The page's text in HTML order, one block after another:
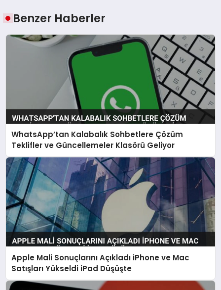
Benzer Haberler
WhatsApp’tan Kalabalık Sohbetlere Çözüm
Teklifler ve Güncellemeler Klasörü Geliyor
Apple Mali Sonuçlarını Açıkladı iPhone ve Mac
Satışları Yükseldi iPad Düşüşte